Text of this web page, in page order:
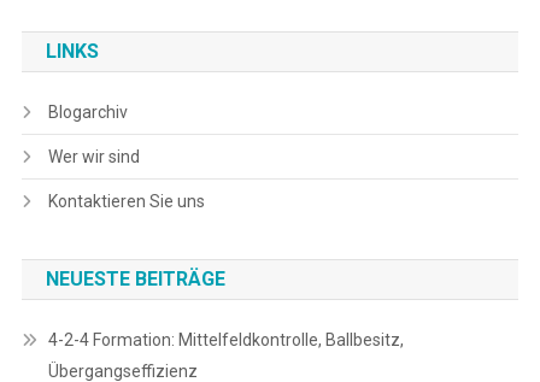
navigation
LINKS
Blogarchiv
Wer wir sind
Kontaktieren Sie uns
NEUESTE BEITRÄGE
4-2-4 Formation: Mittelfeldkontrolle, Ballbesitz,
Übergangseffizienz